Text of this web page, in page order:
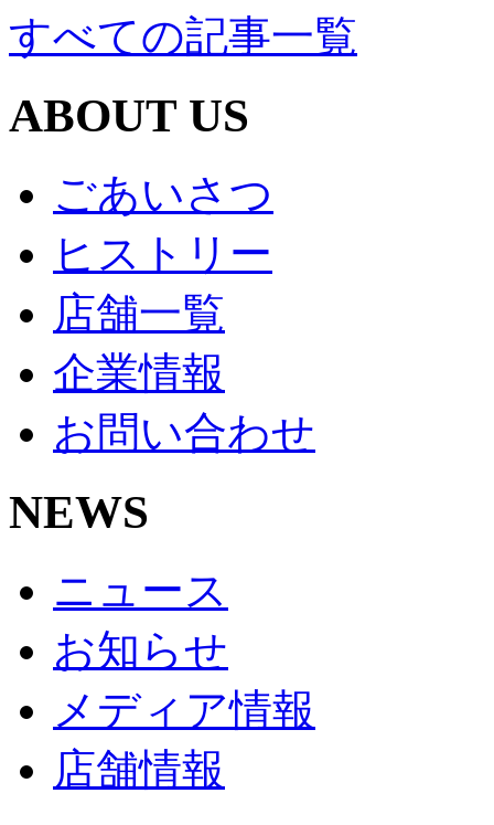
すべての記事一覧
ABOUT US
ごあいさつ
ヒストリー
店舗一覧
企業情報
お問い合わせ
NEWS
ニュース
お知らせ
メディア情報
店舗情報